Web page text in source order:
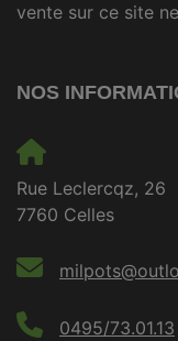
vente sur ce site
NOS
Rue Leclercqz, 26
7760 Celles
0495/73.01.13